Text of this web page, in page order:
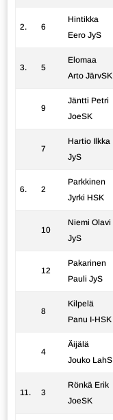
2. 6
Hintikka
Eero JyS
3. 5
Elomaa
Arto JärvSK
9
Jäntti Petri
JoeSK
7
Hartio Ilkka
JyS
6. 2
Parkkinen
Jyrki HSK
10
Niemi Olavi
JyS
12
Pakarinen
Pauli JyS
8
Kilpelä
Panu I-HSK
4
Äijälä
Jouko LahS
11. 3
Rönkä Erik
JoeSK